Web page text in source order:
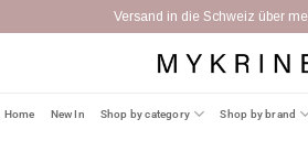
Versand in die Schweiz über
Home New In Shop by category Shop by brand